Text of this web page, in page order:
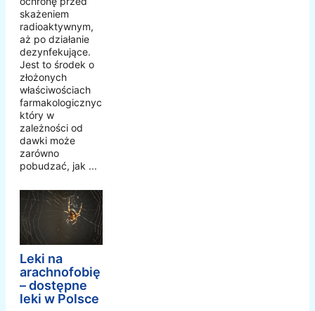
skażeniem
radioaktywnym,
aż po działanie
dezynfekujące.
Jest to środek o
złożonych
właściwościach
farmakologicznych,
który w
zależności od
dawki może
zarówno
pobudzać, jak ...
Leki na
arachnofobię
– dostępne
leki w Polsce